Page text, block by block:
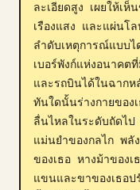
ละเอียดสูง เผยให้เ
เรืองแสง และแผ่นโ
ลำดับเหตุการณ์แบบไ
เบอร์พังก์แห่งอนาค
และรถบินได้ในฉาก
ทันใดนั้นร่างกายของ
ลื่นไหลในระดับถัดไป
แม่นยำของกลไก พลั
ของเธอ หางม้าของ
แขนและขาของเธอป